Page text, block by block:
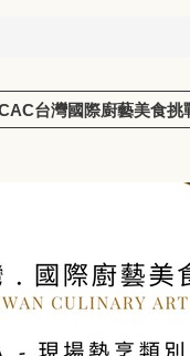
台灣國際廚藝美食